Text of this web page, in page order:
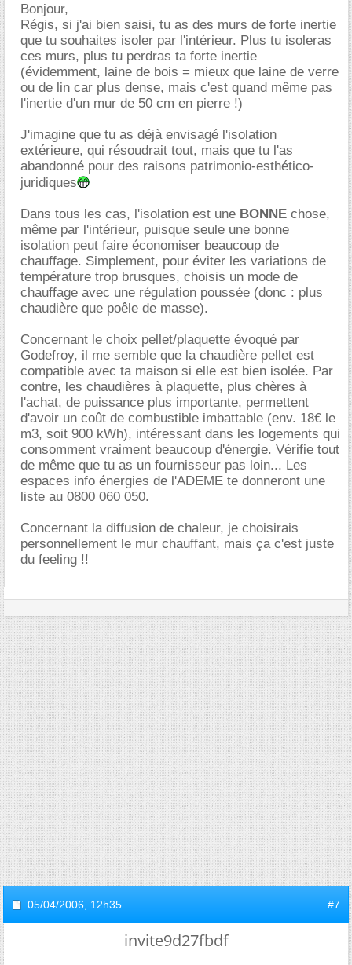
Bonjour,
Régis, si j'ai bien saisi, tu as des murs de forte inertie
que tu souhaites isoler par l'intérieur. Plus tu isoleras
ces murs, plus tu perdras ta forte inertie
(évidemment, laine de bois = mieux que laine de verre
ou de lin car plus dense, mais c'est quand même pas
l'inertie d'un mur de 50 cm en pierre !)
J'imagine que tu as déjà envisagé l'isolation
extérieure, qui résoudrait tout, mais que tu l'as
abandonné pour des raisons patrimonio-esthético-
juridiques
Dans tous les cas, l'isolation est une BONNE chose,
même par l'intérieur, puisque seule une bonne
isolation peut faire économiser beaucoup de
chauffage. Simplement, pour éviter les variations de
température trop brusques, choisis un mode de
chauffage avec une régulation poussée (donc : plus
chaudière que poêle de masse).
Concernant le choix pellet/plaquette évoqué par
Godefroy, il me semble que la chaudière pellet est
compatible avec ta maison si elle est bien isolée. Par
contre, les chaudières à plaquette, plus chères à
l'achat, de puissance plus importante, permettent
d'avoir un coût de combustible imbattable (env. 18€ le
m3, soit 900 kWh), intéressant dans les logements qui
consomment vraiment beaucoup d'énergie. Vérifie tout
de même que tu as un fournisseur pas loin... Les
espaces info énergies de l'ADEME te donneront une
liste au 0800 060 050.
Concernant la diffusion de chaleur, je choisirais
personnellement le mur chauffant, mais ça c'est juste
du feeling !!
05/04/2006, 12h35 #7
invite9d27fbdf